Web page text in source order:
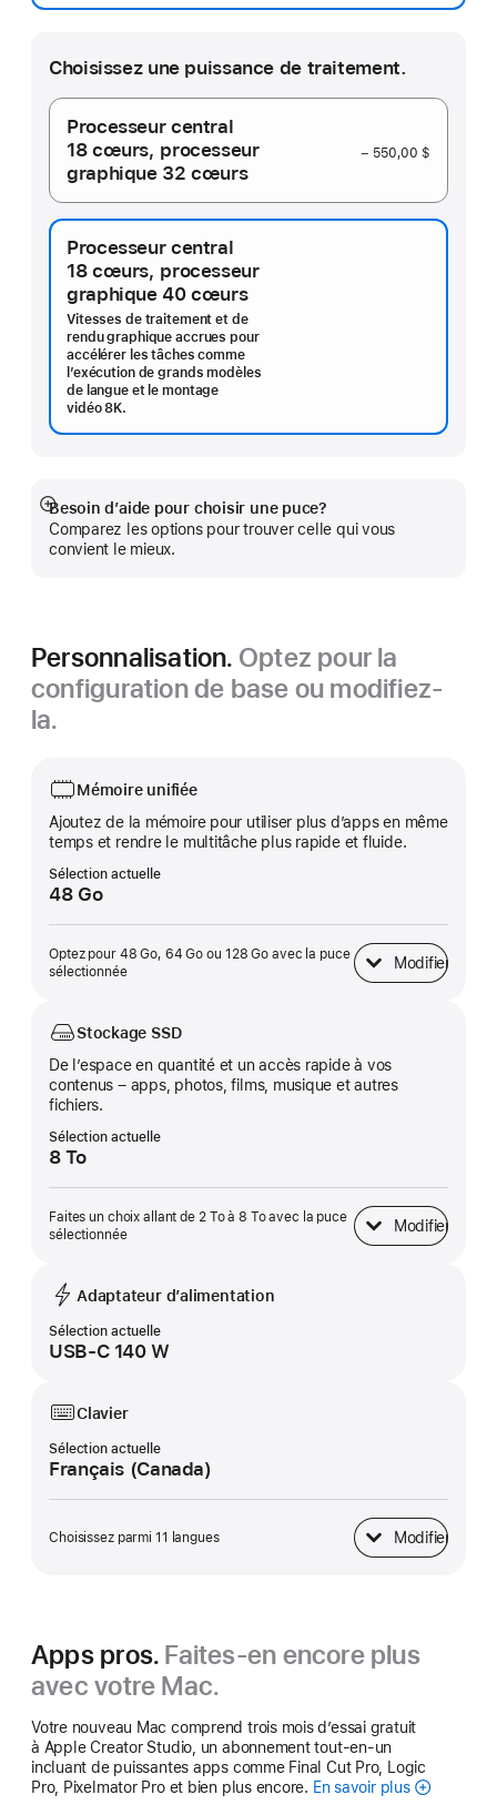
Choisissez une puissance de traitement.
Processeur central
18 cœurs, processeur
graphique 32 cœurs
− 550,00 $
Processeur central
18 cœurs, processeur
graphique 40 cœurs
Vitesses de traitement et de
rendu graphique accrues pour
accélérer les tâches comme
l’exécution de grands modèles
de langue et le montage
vidéo 8K.
Besoin d’aide pour choisir une puce?
Comparez les options pour trouver celle qui vous
convient le mieux.
En
montrer
plus
Personnalisation. Optez pour la
configuration de base ou modifiez-
la.
Mémoire unifiée
Ajoutez de la mémoire pour utiliser plus d’apps en même
temps et rendre le multitâche plus rapide et fluide.
Sélection actuelle
48 Go
Optez pour 48 Go, 64 Go ou 128 Go avec la puce
sélectionnée
Modifier
Mémoire unifiée
Stockage SSD
De l’espace en quantité et un accès rapide à vos
contenus – apps, photos, films, musique et autres
fichiers.
Sélection actuelle
8 To
Faites un choix allant de 2 To à 8 To avec la puce
sélectionnée
Modifier
Adaptateur d’alimentation
Sélection actuelle
USB-C 140 W
Clavier
Sélection actuelle
Français (Canada)
Choisissez parmi 11 langues Modifier
Clavier
Apps pros. Faites-en encore plus
avec votre Mac.
Votre nouveau Mac comprend trois mois d’essai gratuit
à Apple Creator Studio, un abonnement tout-en-un
incluant de puissantes apps comme Final Cut Pro, Logic
Pro, Pixelmator Pro et bien plus encore. En savoir plusApple